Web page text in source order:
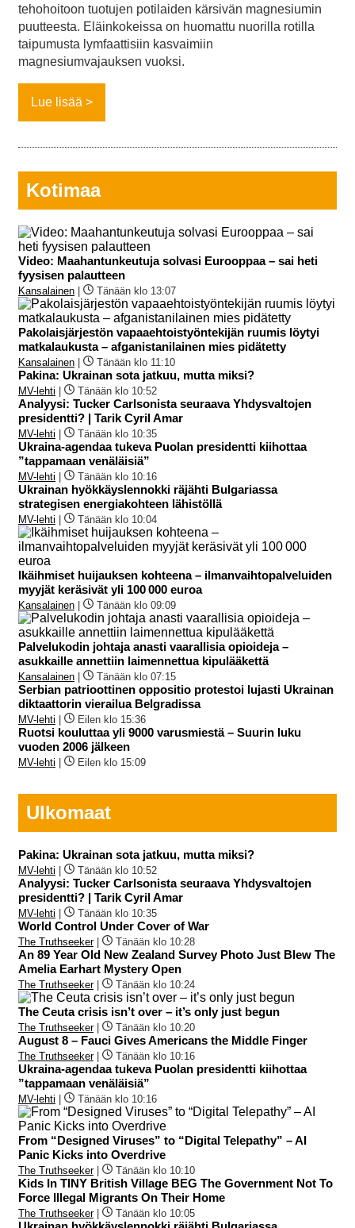
tehohoitoon tuotujen potilaiden kärsivän magnesiumin
puutteesta. Eläinkokeissa on huomattu nuorilla rotilla
taipumusta lymfaattisiin kasvaimiin
magnesiumvajauksen vuoksi.
Lue lisää
Kotimaa
Video: Maahantunkeutuja solvasi Eurooppaa – sai heti
fyysisen palautteen
Kansalainen Tänään klo 13:07
Pakolaisjärjestön vapaaehtoistyöntekijän ruumis löytyi
matkalaukusta – afganistanilainen mies pidätetty
Kansalainen Tänään klo 11:10
Pakina: Ukrainan sota jatkuu, mutta miksi?
MV-lehti Tänään klo 10:52
Analyysi: Tucker Carlsonista seuraava Yhdysvaltojen
presidentti? | Tarik Cyril Amar
MV-lehti Tänään klo 10:35
Ukraina-agendaa tukeva Puolan presidentti kiihottaa
”tappamaan venäläisiä”
MV-lehti Tänään klo 10:16
Ukrainan hyökkäyslennokki räjähti Bulgariassa
strategisen energiakohteen lähistöllä
MV-lehti Tänään klo 10:04
Ikäihmiset huijauksen kohteena – ilmanvaihtopalveluiden
myyjät keräsivät yli 100 000 euroa
Kansalainen Tänään klo 09:09
Palvelukodin johtaja anasti vaarallisia opioideja –
asukkaille annettiin laimennettua kipulääkettä
Kansalainen Tänään klo 07:15
Serbian patrioottinen oppositio protestoi lujasti Ukrainan
diktaattorin vierailua Belgradissa
MV-lehti Eilen klo 15:36
Ruotsi kouluttaa yli 9000 varusmiestä – Suurin luku
vuoden 2006 jälkeen
MV-lehti Eilen klo 15:09
Ulkomaat
Pakina: Ukrainan sota jatkuu, mutta miksi?
MV-lehti Tänään klo 10:52
Analyysi: Tucker Carlsonista seuraava Yhdysvaltojen
presidentti? | Tarik Cyril Amar
MV-lehti Tänään klo 10:35
World Control Under Cover of War
The Truthseeker| Tänään klo 10:28
An 89 Year Old New Zealand Survey Photo Just Blew The
Amelia Earhart Mystery Open
The Truthseeker| Tänään klo 10:24
The Ceuta crisis isn’t over – it’s only just begun
The Truthseeker| Tänään klo 10:20
August 8 – Fauci Gives Americans the Middle Finger
The Truthseeker| Tänään klo 10:16
Ukraina-agendaa tukeva Puolan presidentti kiihottaa
”tappamaan venäläisiä”
MV-lehti Tänään klo 10:16
From “Designed Viruses” to “Digital Telepathy” – AI
Panic Kicks into Overdrive
The Truthseeker| Tänään klo 10:10
Kids In TINY British Village BEG The Government Not To
Force Illegal Migrants On Their Home
The Truthseeker| Tänään klo 10:05